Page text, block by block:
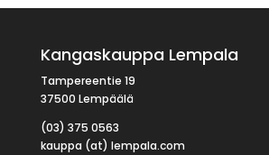
Kangaskauppa Lempala
Tampereentie 19
37500 Lempäälä
(03) 375 0563
kauppa (at) lempala.com